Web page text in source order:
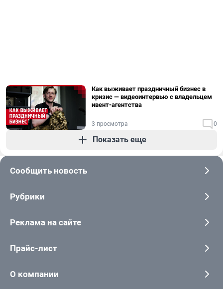
Как выживает праздничный бизнес в
кризис — видеоинтервью с владельцем
ивент-агентства
3 просмотра 0
Показать еще
Сообщить новость
Рубрики
Реклама на сайте
Прайс-лист
О компании